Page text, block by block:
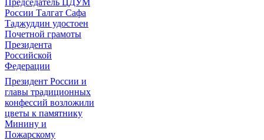
Председатель ЦДУМ
России Талгат Сафа
Таджуддин удостоен
Почетной грамоты
Президента
Российской
Федерации
Президент России и
главы традиционных
конфессий возложили
цветы к памятнику
Минину и
Пожарскому